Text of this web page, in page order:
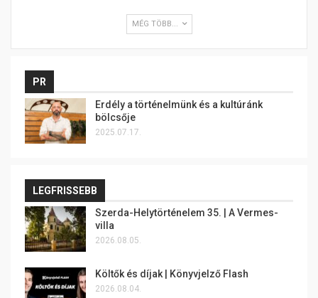
MÉG TÖBB...
PR
Erdély a történelmünk és a kultúránk
bölcsője
2025.07.17.
LEGFRISSEBB
Szerda-Helytörténelem 35. | A Vermes-
villa
2026.08.05.
Költők és díjak | Könyvjelző Flash
2026.08.04.